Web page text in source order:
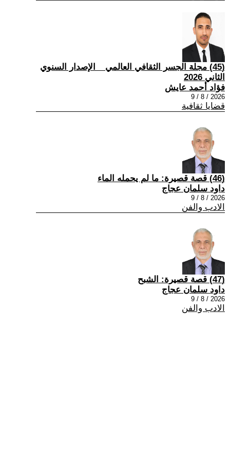
(45) مجلة الجسر الثقافي العالمي _ الإصدار السنوي
الثاني 2026
فؤاد أحمد عايش
2026 / 8 / 9
قضايا ثقافية
(46) قصة قصيرة: ما لم يحمله الماء
داود سلمان عجاج
2026 / 8 / 9
الادب والفن
(47) قصة قصيرة: الشبح
داود سلمان عجاج
2026 / 8 / 9
الادب والفن